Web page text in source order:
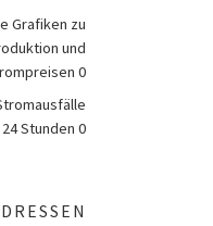
Grafiken zu
und
0
Stunden 0